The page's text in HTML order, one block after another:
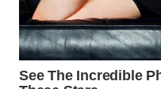
WAHANANEWS
ID
WAHANANEWS